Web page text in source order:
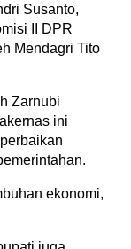
Susanto,
II DPR
Mendagri Tito
Zarnubi
ini
ekonomi,